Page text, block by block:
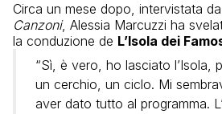
Circa un mese dopo, intervistata da
Canzoni, Alessia Marcuzzi ha
la conduzione de L’Isola dei
“Sì, è vero, ho lasciato l’Isola,
un cerchio, un ciclo. Mi
aver dato tutto al programma.